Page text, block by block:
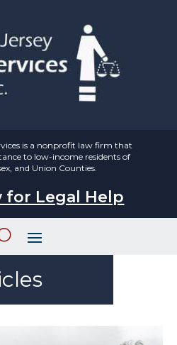
is a nonprofit law firm that
to low-income residents of
and Union Counties.
for Legal Help